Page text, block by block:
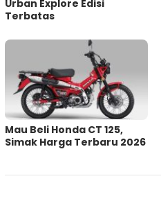
Urban Explore Edisi
Terbatas
Mau Beli Honda CT 125,
Simak Harga Terbaru 2026